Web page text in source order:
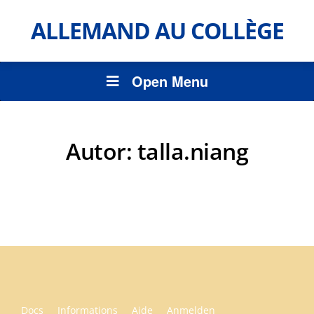
ALLEMAND AU COLLÈGE
Open Menu
Autor: talla.niang
Docs Informations Aide Anmelden